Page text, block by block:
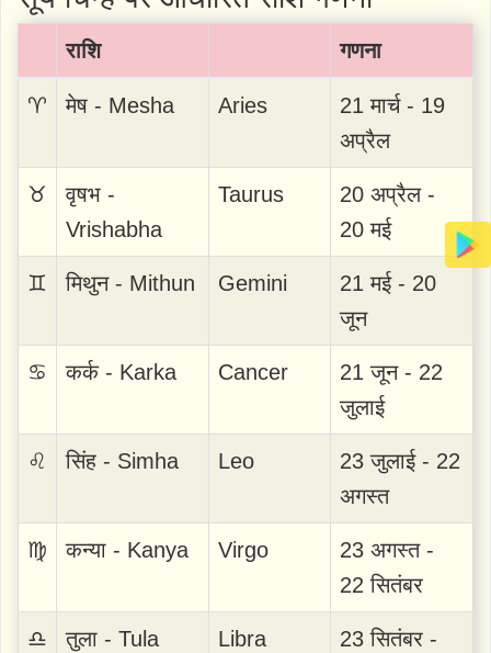
राशि गणना
♈ मेष - Mesha Aries
21 मार्च - 19
अप्रैल
♉
वृषभ -
Vrishabha
Taurus
20 अप्रैल -
20 मई
♊ मिथुन - Mithun Gemini
21 मई - 20
जून
♋ कर्क - Karka Cancer
21 जून - 22
जुलाई
♌ सिंह - Simha Leo
23 जुलाई - 22
अगस्त
♍ कन्या - Kanya Virgo
23 अगस्त -
22 सितंबर
♎ तुला - Tula Libra
23 सितंबर -